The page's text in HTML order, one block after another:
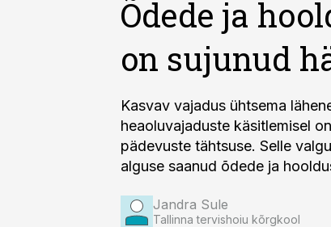
Õdede ja
on sujunud
Kasvav vajadus ühtsema
heaoluvajaduste käsitlemisel
pädevuste tähtsuse. Selle
alguse saanud õdede ja
Jandra Sule
Tallinna tervishoiu kõrgkool